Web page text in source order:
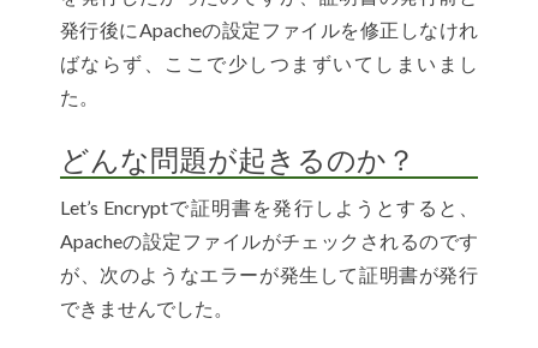
発行後にApacheの設定ファイルを修正しなけれ
ばならず、ここで少しつまずいてしまいまし
た。
どんな問題が起きるのか？
Let’s Encryptで証明書を発行しようとすると、
Apacheの設定ファイルがチェックされるのです
が、次のようなエラーが発生して証明書が発行
できませんでした。